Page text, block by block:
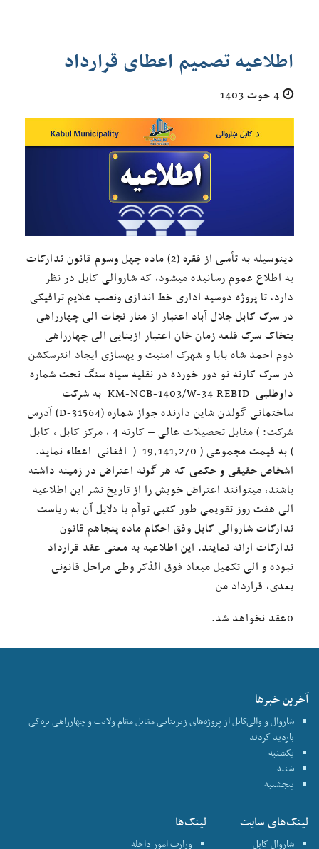
اطلاعیه تصمیم اعطای قرارداد
دینوسیله به تأسی از فقره (2) ماده چهل وسوم قانون تدارکات
به اطلاع عموم رسانیده میشود، که شاروالی کابل در نظر
دارد، تا پروژه دوسیه اداری خط اندازی ونصب علایم ترافیکی
در سرک کابل جلال آباد اعتبار از منار نجات الی چهارراهی
بتخاک سرک قلعه زمان خان اعتبار ازبنایی الی چهارراهی
دوم احمد شاه بابا و شهرک امنیت و یهسازی ایجاد انترسکشن
در سرک کارته نو دور خورده در نقلیه سیاه سنگ تحت شماره
داوطلبی KM-NCB-1403/W-34 REBID به شرکت
ساختمانی گولدن شاین دارنده جواز شماره (D-31564) آدرس
شرکت: ) مقابل تحصیلات عالی – کارته 4 ، مرکز کابل ، کابل
) به قیمت مجموعی ( 19,141,270 ( افغانی اعطاء نماید.
اشخاص حقیقی و حکمی که هر گونه اعتراض در زمینه داشته
باشند، میتوانند اعتراض خویش را از تاریخ نشر این اطلاعیه
الی هفت روز تقویمی طور کتبی توأم با دلایل آن به ریاست
تدارکات شاروالی کابل وفق احکام ماده پنجاهم قانون
تدارکات ارائه نمایند. این اطلاعیه به معنی عقد قرارداد
نبوده و الی تکمیل میعاد فوق الذکر وطی مراحل قانونی
بعدی، قرارداد من
0عقد نخواهد شد.
آخرین خبرها
شاروال و والی‌کابل از پروژه‌های زیربنایی مقابل مقام ولایت و چهارراهی بره‌کی
بازدید کردند
یکشنبه
شنبه
پنجشنبه
لینک‌های سایت
شاروال کابل
لینک‌ها
وزارت امور داخله